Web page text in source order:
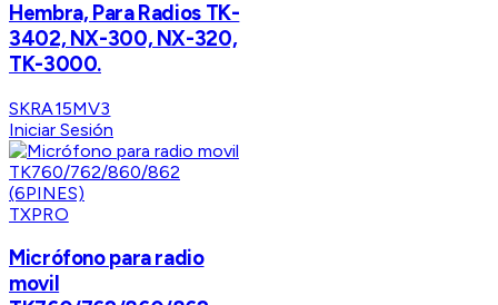
Hembra, Para Radios TK-
3402, NX-300, NX-320,
TK-3000.
SKRA15MV3
Iniciar Sesión
TXPRO
Micrófono para radio
movil